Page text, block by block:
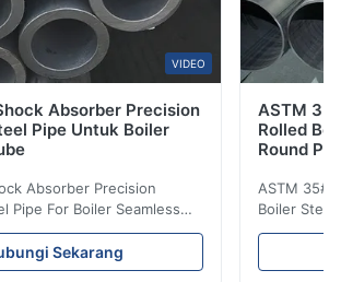
VIDEO
Absorber Precision
Pipe Untuk Boiler
Absorber Precision
Pipe For Boiler Seamless
Precision steel tubes To be
system, automobile and
parts for cars and
Sekarang
ASTM 35
Rolled
Round
ASTM 35#
Boiler Steel
Lehgth Its